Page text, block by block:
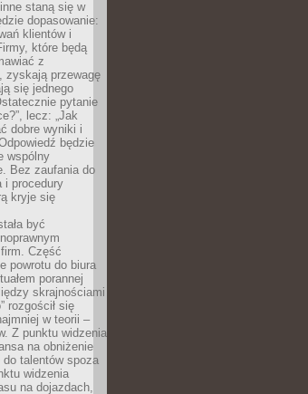
staną się w
dopasowanie:
klientów i
które będą
z
zyskają przewagę
się jednego
pytanie
lecz: „Jak
dobre wyniki i
będzie
wspólny
Bez zaufania do
i procedury
kryje się
być
Część
powrotu do biura
porannej
skrajnościami
rozgościł się
w teorii –
Z punktu widzenia
na obniżenie
talentów spoza
widzenia
na dojazdach,